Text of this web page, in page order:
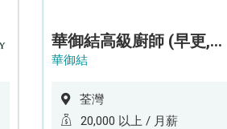
華御結高級廚師 (早更,中央廚房)*底薪可達20k* (5天工作週)
華御結
荃灣
20,000 以上 / 月薪